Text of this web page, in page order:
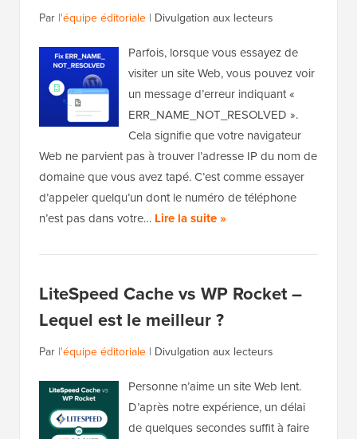
Par l'équipe éditoriale | Divulgation aux lecteurs
Parfois, lorsque vous essayez de
visiter un site Web, vous pouvez voir
un message d’erreur indiquant «
ERR_NAME_NOT_RESOLVED ».
Cela signifie que votre navigateur
Web ne parvient pas à trouver l’adresse IP du nom de
domaine que vous avez tapé. C’est comme essayer
d’appeler quelqu’un dont le numéro de téléphone
n’est pas dans votre… Lire la suite »
LiteSpeed Cache vs WP Rocket –
Lequel est le meilleur ?
Par l'équipe éditoriale | Divulgation aux lecteurs
Personne n’aime un site Web lent.
D’après notre expérience, un délai
de quelques secondes suffit à faire